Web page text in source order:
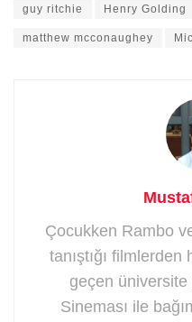
guy ritchie Henry Golding
matthew mcconaughey
Çocukken Rambo
tanıştığı filmlerden
geçen üniversite
Sineması ile